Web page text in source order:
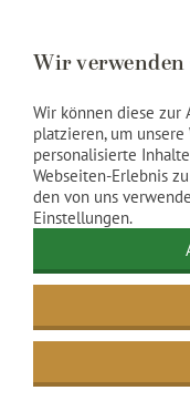
durch mehr als ein
Gebäude
bewundern.
Historische
Wir verwenden
Wir können diese zur
platzieren, um unsere
personalisierte
Webseiten-Erlebnis
den von uns
Einstellungen.